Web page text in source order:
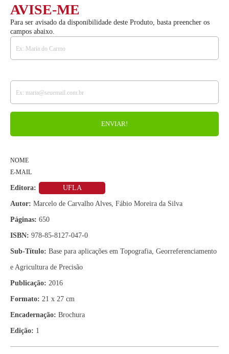
Editora: UFLA
Autor: Marcelo de Carvalho Alves, Fábio Moreira da Silva
Páginas: 650
ISBN: 978-85-8127-047-0
Sub-Título: Base para aplicações em Topografia, Georreferenciamento
e Agricultura de Precisão
Publicação: 2016
Formato: 21 x 27 cm
Encadernação: Brochura
Edição: 1
AVISE-ME
Para ser avisado da disponibilidade deste Produto, basta preencher os
campos abaixo.
NOME
E-MAIL